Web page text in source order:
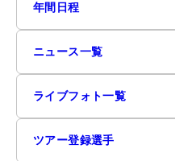
年間日程
ニュース一覧
ライブフォト一覧
ツアー登録選手